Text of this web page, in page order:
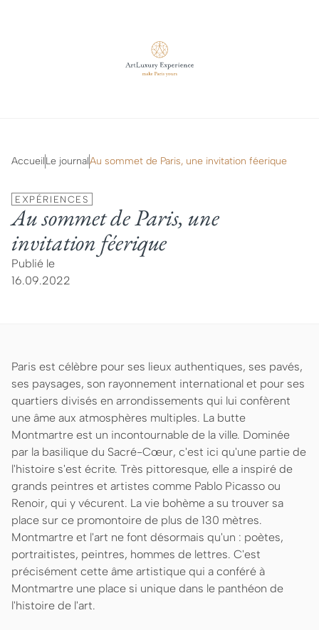
AccueilLe journalAu sommet de Paris, une invitation féerique
EXPÉRIENCES
Au sommet de Paris, une
invitation féerique
Publié le
16.09.2022
Paris est célèbre pour ses lieux authentiques, ses pavés,
ses paysages, son rayonnement international et pour ses
quartiers divisés en arrondissements qui lui confèrent
une âme aux atmosphères multiples. La butte
Montmartre est un incontournable de la ville. Dominée
par la basilique du Sacré-Cœur, c'est ici qu'une partie de
l'histoire s'est écrite. Très pittoresque, elle a inspiré de
grands peintres et artistes comme Pablo Picasso ou
Renoir, qui y vécurent. La vie bohème a su trouver sa
place sur ce promontoire de plus de 130 mètres.
Montmartre et l'art ne font désormais qu'un : poètes,
portraitistes, peintres, hommes de lettres. C'est
précisément cette âme artistique qui a conféré à
Montmartre une place si unique dans le panthéon de
l'histoire de l'art.